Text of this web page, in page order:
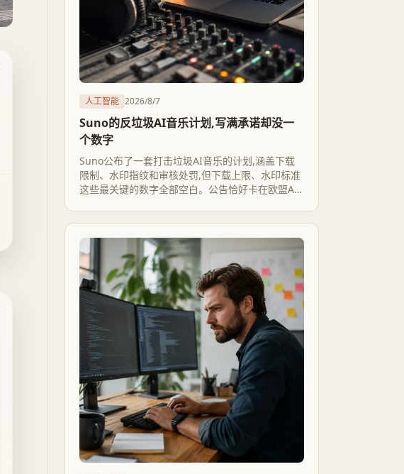
人工智能 2026/8/7
Suno的反垃圾AI音乐计划,写满承诺却没一
个数字
Suno公布了一套打击垃圾AI音乐的计划,涵盖下载
限制、水印指纹和审核处罚,但下载上限、水印标准
这些最关键的数字全部空白。公告恰好卡在欧盟AI